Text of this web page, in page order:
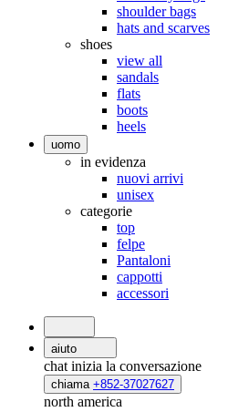
shoulder bags
hats and scarves
shoes
view all
sandals
flats
boots
heels
uomo
in evidenza
nuovi arrivi
unisex
categorie
top
felpe
Pantaloni
cappotti
accessori
aiuto
chat inizia la conversazione
chiama +852-37027627
north america